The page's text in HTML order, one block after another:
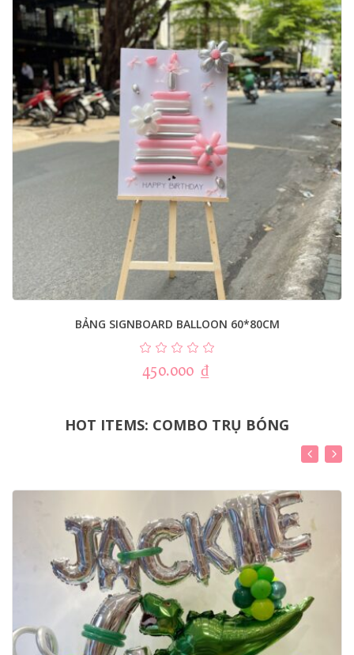
BẢNG SIGNBOARD BALLOON 60*80CM
450.000 ₫
HOT ITEMS: COMBO TRỤ BÓNG